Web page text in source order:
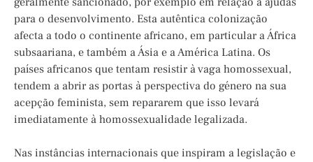
para o desenvolvimento. Esta autêntica colonização
afecta a todo o continente africano, em particular a África
subsaariana, e também a Ásia e a América Latina. Os
países africanos que tentam resistir à vaga homossexual,
tendem a abrir as portas à perspectiva do género na sua
acepção feminista, sem repararem que isso levará
imediatamente à homossexualidade legalizada.
Nas instâncias internacionais que inspiram a legislação e